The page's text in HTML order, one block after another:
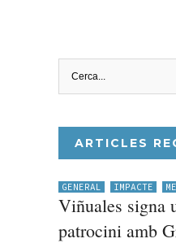
ARTICLES
GENERAL IMPACTE
Viñuales signa
patrocini amb